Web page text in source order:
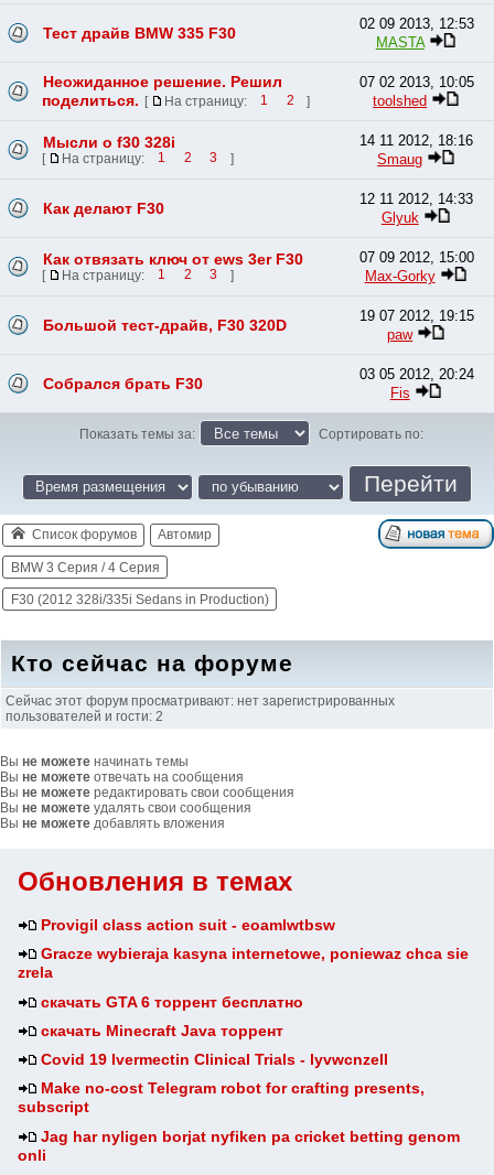
Обновления в темах
Provigil class action suit - eoamlwtbsw
Gracze wybieraja kasyna internetowe, poniewaz chca sie
zrela
скачать GTA 6 торрент бесплатно
скачать Minecraft Java торрент
Covid 19 Ivermectin Clinical Trials - lyvwcnzell
Make no-cost Telegram robot for crafting presents,
subscript
Jag har nyligen borjat nyfiken pa cricket betting genom
onli
Тест драйв BMW 335 F30
02 09 2013, 12:53
MASTA
Неожиданное решение. Решил
поделиться. [ На страницу: 1 2 ]
07 02 2013, 10:05
toolshed
Мысли о f30 328i
[ На страницу: 1 2 3 ]
14 11 2012, 18:16
Smaug
Как делают F30
12 11 2012, 14:33
Glyuk
Как отвязать ключ от ews 3er F30
[ На страницу: 1 2 3 ]
07 09 2012, 15:00
Max-Gorky
Большой тест-драйв, F30 320D
19 07 2012, 19:15
paw
Собрался брать F30
03 05 2012, 20:24
Fis
Показать темы за: Сортировать по:
Список форумов Автомир
BMW 3 Серия / 4 Серия
F30 (2012 328i/335i Sedans in Production)
Кто сейчас на форуме
Сейчас этот форум просматривают: нет зарегистрированных
пользователей и гости: 2
Вы не можете начинать темы
Вы не можете отвечать на сообщения
Вы не можете редактировать свои сообщения
Вы не можете удалять свои сообщения
Вы не можете добавлять вложения